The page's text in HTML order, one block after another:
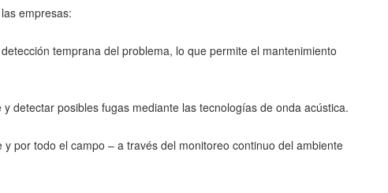
empresas:
temprana del problema, lo que permite el mantenimiento
detectar posibles fugas mediante las tecnologías de onda acústica.
por todo el campo – a través del monitoreo continuo del ambiente